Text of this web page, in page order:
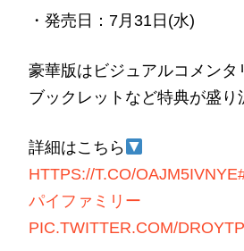
・発売日：7月31日(水)
豪華版はビジュアルコメンタ
ブックレットなど特典が盛り
詳細はこちら
HTTPS://T.CO/OAJM5IVNYE
パイファミリー
PIC.TWITTER.COM/